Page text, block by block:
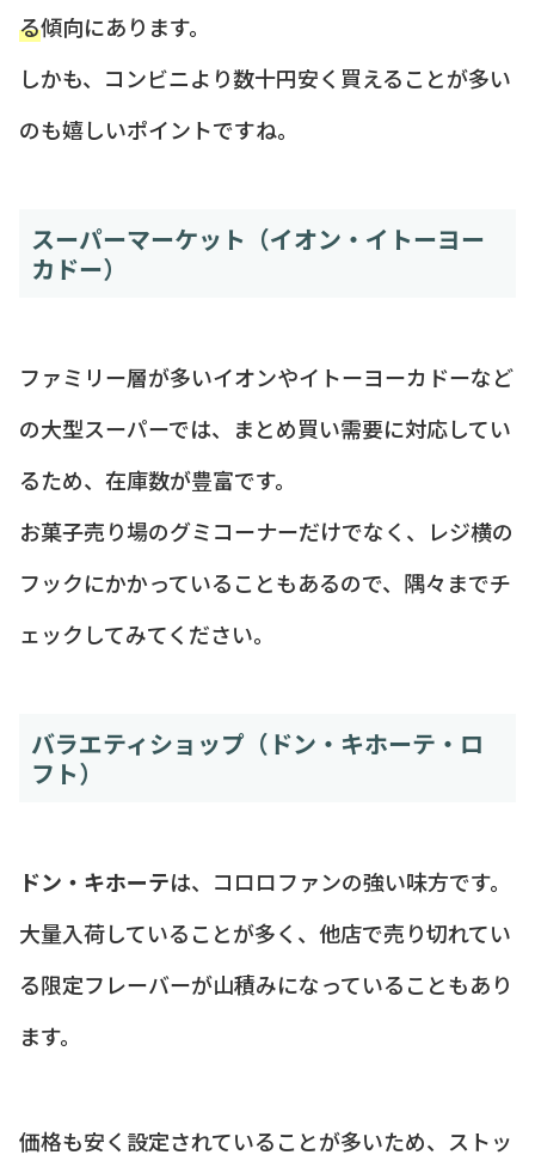
る傾向にあります。
しかも、コンビニより数十円安く買えることが多い
のも嬉しいポイントですね。
スーパーマーケット（イオン・イトーヨー
カドー）
ファミリー層が多いイオンやイトーヨーカドーなど
の大型スーパーでは、まとめ買い需要に対応してい
るため、在庫数が豊富です。
お菓子売り場のグミコーナーだけでなく、レジ横の
フックにかかっていることもあるので、隅々までチ
ェックしてみてください。
バラエティショップ（ドン・キホーテ・ロ
フト）
ドン・キホーテは、コロロファンの強い味方です。
大量入荷していることが多く、他店で売り切れてい
る限定フレーバーが山積みになっていることもあり
ます。
価格も安く設定されていることが多いため、ストッ